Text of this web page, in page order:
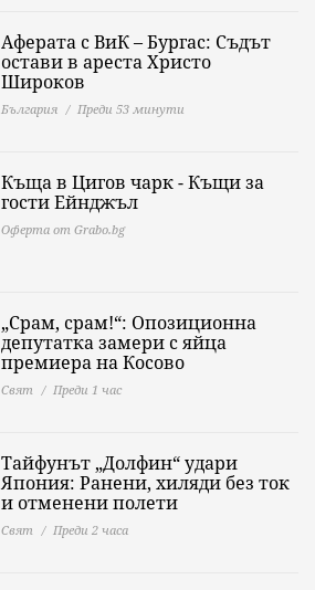
Аферата с ВиК – Бургас: Съдът
остави в ареста Христо
Широков
България Преди 53 минути
Къща в Цигов чарк - Къщи за
гости Ейнджъл
Оферта от Grabo.bg
„Срам, срам!“: Опозиционна
депутатка замери с яйца
премиера на Косово
Свят Преди 1 час
Тайфунът „Долфин“ удари
Япония: Ранени, хиляди без ток
и отменени полети
Свят Преди 2 часа